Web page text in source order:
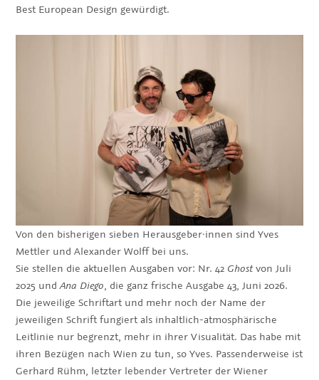
Best European Design gewürdigt.
Von den bisherigen sieben Herausgeber·innen sind Yves
Mettler und Alexander Wolff bei uns.
Sie stellen die aktuellen Ausgaben vor: Nr. 42 Ghostvon Juli
2025 undAna Diego, die ganz frische Ausgabe 43, Juni 2026.
Die jeweilige Schriftart und mehr noch der Name der
jeweiligen Schrift fungiert als inhaltlich-atmosphärische
Leitlinie nur begrenzt, mehr in ihrer Visualität. Das habe mit
ihren Bezügen nach Wien zu tun, so Yves. Passenderweise ist
Gerhard Rühm, letzter lebender Vertreter der Wiener